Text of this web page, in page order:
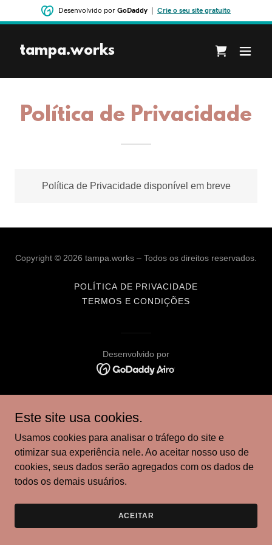
Desenvolvido por GoDaddy Crie o seu site gratuito
tampa.works
Política de Privacidade
Política de Privacidade disponível em breve
Copyright © 2026 tampa.works – Todos os direitos reservados.
POLÍTICA DE PRIVACIDADE
TERMOS E CONDIÇÕES
Desenvolvido por
Este site usa cookies.
Usamos cookies para analisar o tráfego do site e
otimizar sua experiência nele. Ao aceitar nosso uso de
cookies, seus dados serão agregados com os dados de
todos os demais usuários.
ACEITAR